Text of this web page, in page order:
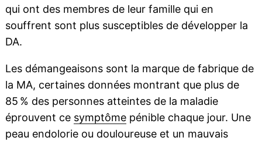
qui ont des membres de leur famille qui en
souffrent sont plus susceptibles de développer la
DA.
Les démangeaisons sont la marque de fabrique de
la MA, certaines données montrant que plus de
85 % des personnes atteintes de la maladie
éprouvent ce symptômepénible chaque jour. Une
peau endolorie ou douloureuse et un mauvais